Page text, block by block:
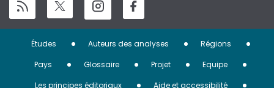
Menu
Pied
Études Auteurs des analyses
Régions
Pays
Glossaire Projet
Equipe
Les principes éditoriaux
Aide et accessibilité